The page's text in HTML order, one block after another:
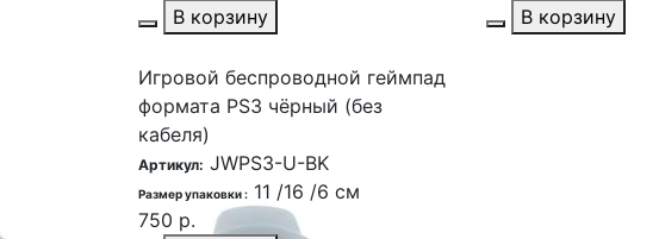
В корзину
В корзину
Игровой беспроводной геймпад
формата PS3 чёрный (без
кабеля)
Артикул: JWPS3-U-BK
Размер упаковки :11 /16 /6 см
750 р.